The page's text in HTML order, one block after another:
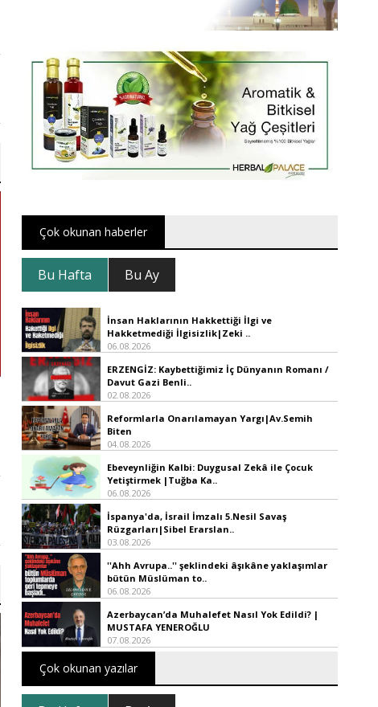
Çok okunan haberler
Bu Hafta Bu Ay
İnsan Haklarının Hakkettiği İlgi ve
Hakketmediği İlgisizlik|Zeki ..
06.08.2026
ERZENGİZ: Kaybettiğimiz İç Dünyanın Romanı /
Davut Gazi Benli..
02.08.2026
Reformlarla Onarılamayan Yargı|Av.Semih
Biten
04.08.2026
Ebeveynliğin Kalbi: Duygusal Zekâ ile Çocuk
Yetiştirmek |Tuğba Ka..
06.08.2026
İspanya'da, İsrail İmzalı 5.Nesil Savaş
Rüzgarları|Sibel Erarslan..
03.08.2026
''Ahh Avrupa..'' şeklindeki âşıkâne yaklaşımlar
bütün Müslüman to..
06.08.2026
Azerbaycan’da Muhalefet Nasıl Yok Edildi? |
MUSTAFA YENEROĞLU
07.08.2026
Çok okunan yazılar